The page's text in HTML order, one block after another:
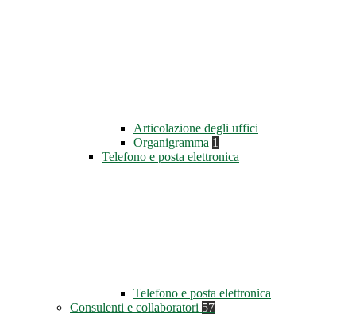
Articolazione degli uffici
Organigramma 1
Telefono e posta elettronica
Telefono e posta elettronica
Consulenti e collaboratori 57